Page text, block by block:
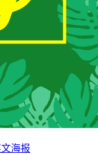
海报